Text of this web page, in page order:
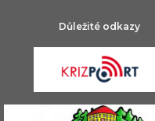
Důležité odkazy